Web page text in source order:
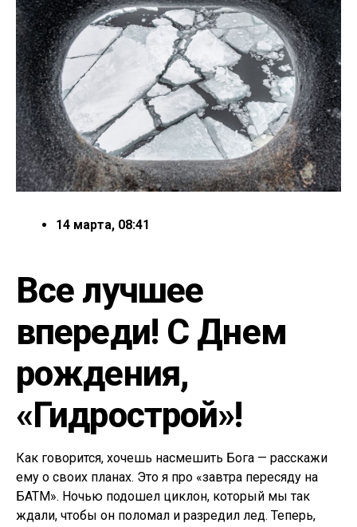
14 марта, 08:41
Все лучшее
впереди! С Днем
рождения,
«Гидрострой»!
Как говорится, хочешь насмешить Бога — расскажи
ему о своих планах. Это я про «завтра пересяду на
БАТМ». Ночью подошел циклон, который мы так
ждали, чтобы он поломал и разредил лед. Теперь,